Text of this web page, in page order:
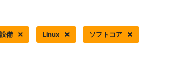
備 Linux ソフトコア